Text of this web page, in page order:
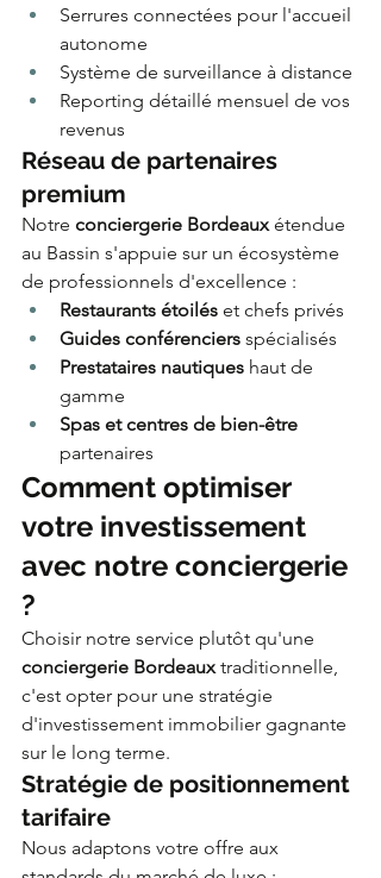
Serrures connectées pour l'accueil
autonome
Système de surveillance à distance
Reporting détaillé mensuel de vos
revenus
Réseau de partenaires
premium
Notre conciergerie Bordeaux étendue
au Bassin s'appuie sur un écosystème
de professionnels d'excellence :
Restaurants étoilés et chefs privés
Guides conférenciers spécialisés
Prestataires nautiques haut de
gamme
Spas et centres de bien-être
partenaires
Comment optimiser
votre investissement
avec notre conciergerie
?
Choisir notre service plutôt qu'une
conciergerie Bordeaux traditionnelle,
c'est opter pour une stratégie
d'investissement immobilier gagnante
sur le long terme.
Stratégie de positionnement
tarifaire
Nous adaptons votre offre aux